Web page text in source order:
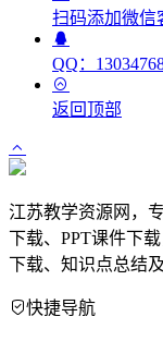
扫码添加微信
QQ：
返回顶部
江苏教学资源网，
下载、PPT课件下
下载、知识点总结
快捷导航